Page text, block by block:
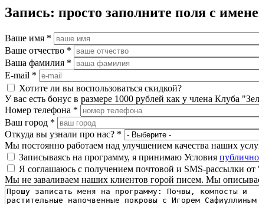
Запись: просто заполните поля с
Ваше имя *
Ваше отчество *
Ваша фамилия *
E-mail *
Хотите ли вы воспользоваться скидкой?
У вас есть бонус в размере 1000 рублей как у члена Клуба
Номер телефона *
Ваш город *
Откуда вы узнали про нас? *
Мы постоянно работаем над улучшением качества наших
Записываясь на программу, я принимаю Условия
Я соглашаюсь с получением почтовой и SMS-рассылки от
Мы не заваливаем наших клиентов горой писем. Мы